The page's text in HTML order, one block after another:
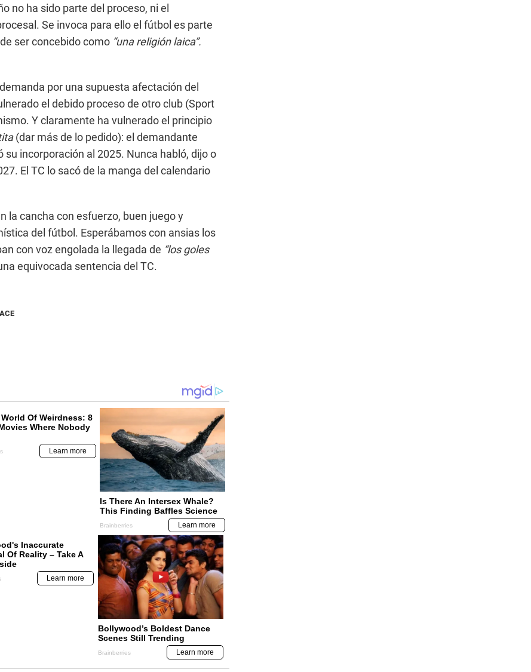
no ha sido parte del proceso, ni el
Se invoca para ello el fútbol es parte
ser concebido como “una religión laica”.
por una supuesta afectación del
el debido proceso de otro club (Sport
Y claramente ha vulnerado el principio
(dar más de lo pedido): el demandante
su incorporación al 2025. Nunca habló, dijo o
El TC lo sacó de la manga del calendario
la cancha con esfuerzo, buen juego y
del fútbol. Esperábamos con ansias los
con voz engolada la llegada de “los goles
equivocada sentencia del TC.